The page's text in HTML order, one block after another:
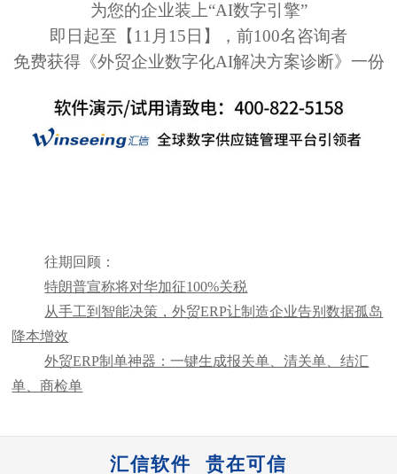
为您的企业装上“AI数字引擎”
即日起至 【11月15日】
，前100名咨询者
免费获得《外贸企业数字化AI解决方案诊断》 一份
往期回顾：
特朗普宣称将对华加征100%关税
从手工到智能决策，外贸ERP让制造企业告别数据孤岛
降本增效
外贸ERP制单神器：一键生成报关单、清关单、结汇
单、商检单
汇信软件 贵在可信